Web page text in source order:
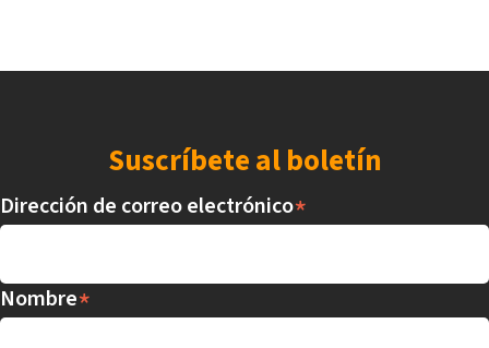
Suscríbete al boletín
Dirección de correo electrónico*
Nombre*